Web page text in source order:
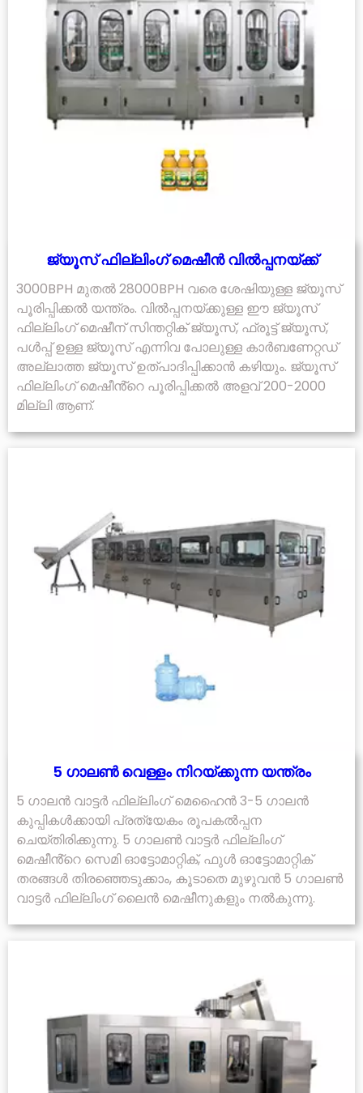
ജ്യൂസ് ഫില്ലിംഗ് മെഷീൻ വിൽപ്പനയ്ക്ക്
3000BPH മുതൽ 28000BPH വരെ ശേഷിയുള്ള ജ്യൂസ്
പൂരിപ്പിക്കൽ യന്ത്രം. വിൽപ്പനയ്‌ക്കുള്ള ഈ ജ്യൂസ്
ഫില്ലിംഗ് മെഷീന് സിന്തറ്റിക് ജ്യൂസ്, ഫ്രൂട്ട് ജ്യൂസ്,
പൾപ്പ് ഉള്ള ജ്യൂസ് എന്നിവ പോലുള്ള കാർബണേറ്റഡ്
അല്ലാത്ത ജ്യൂസ് ഉത്പാദിപ്പിക്കാൻ കഴിയും. ജ്യൂസ്
ഫില്ലിംഗ് മെഷീൻ്റെ പൂരിപ്പിക്കൽ അളവ് 200-2000
മില്ലി ആണ്.
5 ഗാലൺ വെള്ളം നിറയ്ക്കുന്ന യന്ത്രം
5 ഗാലൻ വാട്ടർ ഫില്ലിംഗ് മെഹൈൻ 3-5 ഗാലൻ
കുപ്പികൾക്കായി പ്രത്യേകം രൂപകൽപ്പന
ചെയ്‌തിരിക്കുന്നു. 5 ഗാലൺ വാട്ടർ ഫില്ലിംഗ്
മെഷീൻ്റെ സെമി ഓട്ടോമാറ്റിക്, ഫുൾ ഓട്ടോമാറ്റിക്
തരങ്ങൾ തിരഞ്ഞെടുക്കാം, കൂടാതെ മുഴുവൻ 5 ഗാലൺ
വാട്ടർ ഫില്ലിംഗ് ലൈൻ മെഷീനുകളും നൽകുന്നു.